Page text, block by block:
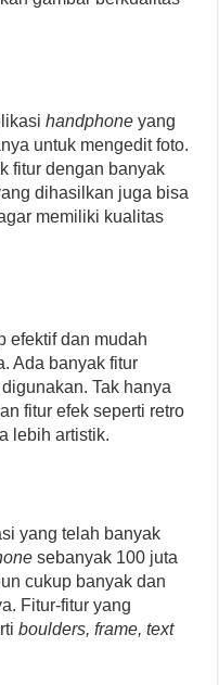
handphone yang
untuk mengedit foto.
fitur dengan banyak
dihasilkan juga bisa
memiliki kualitas
efektif dan mudah
Ada banyak fitur
Tak hanya
fitur efek seperti retro
lebih artistik.
yang telah banyak
sebanyak 100 juta
cukup banyak dan
Fitur-fitur yang
boulders, frame, text